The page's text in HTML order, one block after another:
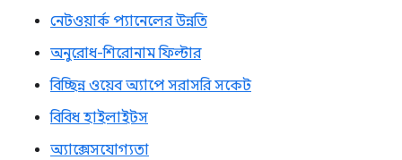
নেটওয়ার্ক প্যানেলের উন্নতি
অনুরোধ-শিরোনাম ফিল্টার
বিচ্ছিন্ন ওয়েব অ্যাপে সরাসরি সকেট
বিবিধ হাইলাইটস
অ্যাক্সেসযোগ্যতা